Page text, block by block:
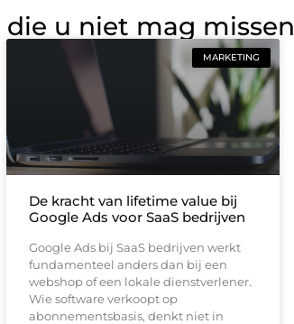
die u niet mag missen
MARKETING
De kracht van lifetime value bij
Google Ads voor SaaS bedrijven
Google Ads bij SaaS bedrijven werkt
fundamenteel anders dan bij een
webshop of een lokale dienstverlener.
Wie software verkoopt op
abonnementsbasis, denkt niet in